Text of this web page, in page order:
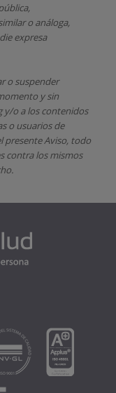
o análoga,
expresa
o suspender
y sin
y/o a los contenidos
o usuarios de
presente Aviso, todo
contra los mismos